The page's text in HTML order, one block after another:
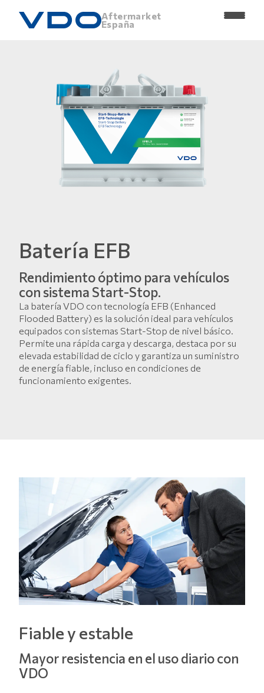
Aftermarket
España
Batería EFB
Rendimiento óptimo para vehículos
con sistema Start-Stop.
La batería VDO con tecnología EFB (Enhanced
Flooded Battery) es la solución ideal para vehículos
equipados con sistemas Start-Stop de nivel básico.
Permite una rápida carga y descarga, destaca por su
elevada estabilidad de ciclo y garantiza un suministro
de energía fiable, incluso en condiciones de
funcionamiento exigentes.
Fiable y estable
Mayor resistencia en el uso diario con
VDO